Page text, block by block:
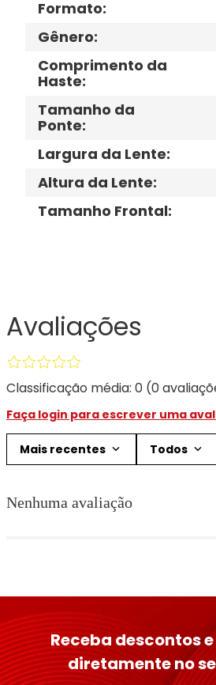
Formato:
Gênero:
Comprimento da
Haste:
Tamanho da
Ponte:
Largura da Lente:
Altura da Lente:
Tamanho Frontal:
Avaliações
Classificação média: 0 (0
Faça login para escrever uma
Mais recentes Todos
Nenhuma avaliação
Receba descontos
diretamente no